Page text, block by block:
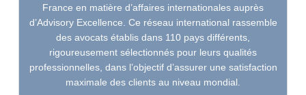
France en matière d’affaires internationales auprès
d’Advisory Excellence. Ce réseau international rassemble
des avocats établis dans 110 pays différents,
rigoureusement sélectionnés pour leurs qualités
professionnelles, dans l’objectif d’assurer une satisfaction
maximale des clients au niveau mondial.